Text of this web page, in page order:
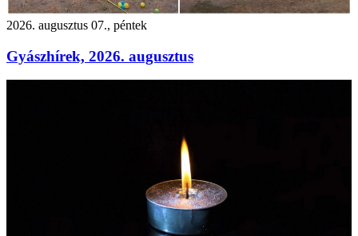
2026. augusztus 07., péntek
Gyászhírek, 2026. augusztus